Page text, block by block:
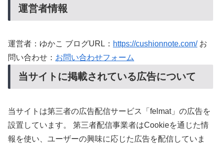
運営者情報
運営者：ゆかこ ブログURL： https://cushionnote.com/お
問い合わせ： お問い合わせフォーム
当サイトに掲載されている広告について
当サイトは第三者の広告配信サービス「felmat」の広告を
設置しています。 第三者配信事業者はCookieを通じた情
報を使い、ユーザーの興味に応じた広告を配信していま